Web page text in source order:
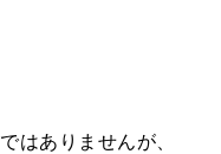
はありませんが、